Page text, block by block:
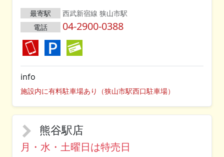
最寄駅
西武新宿線 狭山市駅
電話
04-2900-0388
info
施設内に有料駐車場あり（狭山市駅西口駐車場）
熊谷駅店
月・水・土曜日は特売日